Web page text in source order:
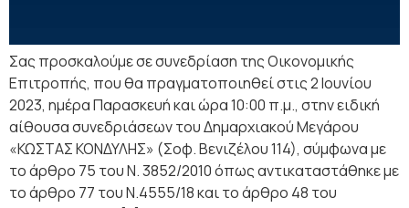
Σας προσκαλούμε σε συνεδρίαση της Οικονομικής
Επιτροπής, που θα πραγματοποιηθεί στις 2 Ιουνίου
2023, ημέρα Παρασκευή και ώρα 10:00 π.μ., στην ειδική
αίθουσα συνεδριάσεων του Δημαρχιακού Μεγάρου
«ΚΩΣΤΑΣ ΚΟΝΔΥΛΗΣ» (Σοφ. Βενιζέλου 114), σύμφωνα με
τo άρθρο 75 του Ν. 3852/2010 όπως αντικαταστάθηκε με
το άρθρο 77 του Ν.4555/18 και το άρθρο 48 του